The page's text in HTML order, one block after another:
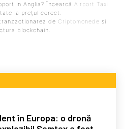
in Anglia? Încearcă Airport Taxi
la prețul corect.
de Criptomonede si
blockchain.
în Europa: o dronă